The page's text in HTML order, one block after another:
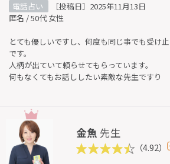
電話占い
［投稿日］2025年11月13日
匿名 / 50代 女性
とても優しいですし、何度も同じ事でも受け
です。
人柄が出ていて頼らせてもらっています。
何もなくてもお話ししたい素敵な先生ですり
金魚 先生
（4.92）